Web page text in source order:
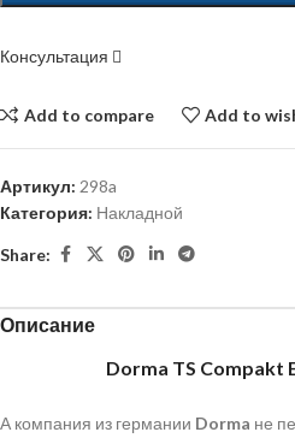
Консультация
Add to compare Add to
Артикул: 298a
Категория: Накладной
Share:
Описание
Dorma TS Compakt
А компания из германии Dorma не